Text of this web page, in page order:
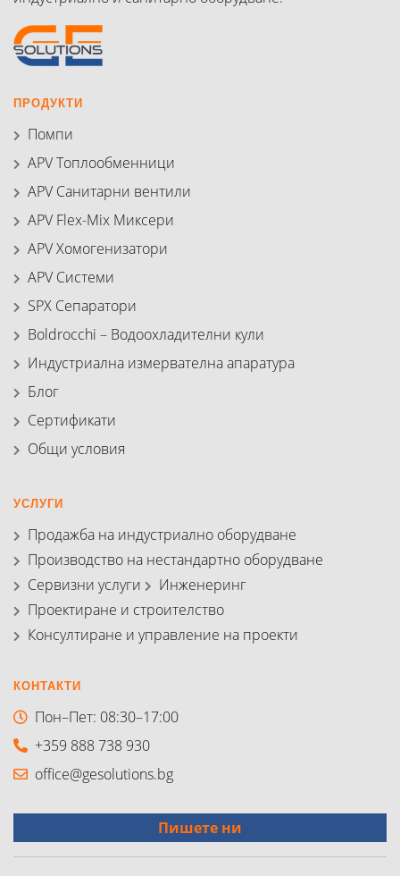
ПРОДУКТИ
Помпи
APV Топлообменници
APV Санитарни вентили
APV Flex-Mix Миксери
APV Хомогенизатори
APV Системи
SPX Сепаратори
Boldrocchi – Водоохладителни кули
Индустриална измервателна апаратура
Блог
Сертификати
Общи условия
УСЛУГИ
Продажба на индустриално оборудване
Производство на нестандартно оборудване
Сервизни услуги
Инженеринг
Проектиране и строителство
Консултиране и управление на проекти
КОНТАКТИ
Пон–Пет: 08:30–17:00
+359 888 738 930
office@gesolutions.bg
Пишете ни